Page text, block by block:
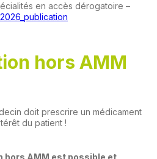
en accès dérogatoire –
hors AMM
doit prescrire un médicament
du patient !
hors AMM est possible et